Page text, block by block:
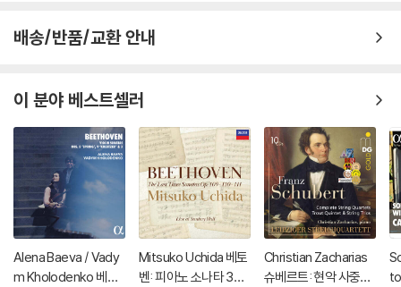
배송/반품/교환 안내
이 분야 베스트셀러
Alena Baeva / Vady
m Kholodenko 베토
Mitsuko Uchida 베토
벤: 피아노 소나타 30-
Christian Zacharias
슈베르트: 현악 사중주